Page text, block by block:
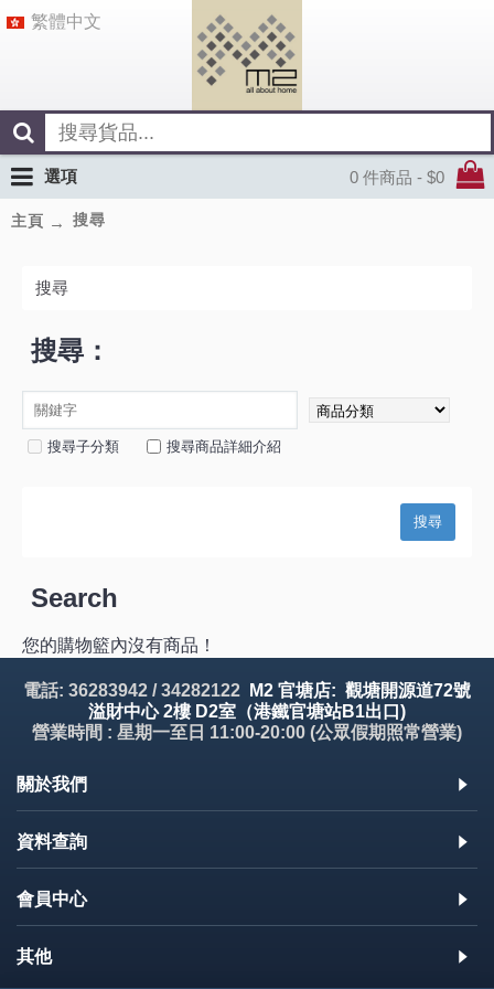
繁體中文
0 件商品 - $0
選項
主頁 搜尋
搜尋
搜尋：
搜尋子分類 搜尋商品詳細介紹
Search
您的購物籃內沒有商品！
電話: 36283942 / 34282122
M2 官塘店: 觀塘開源道72號
溢財中心 2樓 D2室（港鐵官塘站B1出口)
營業時間 : 星期一至日 11:00-20:00 (公眾假期照常營業)
關於我們
資料查詢
會員中心
其他